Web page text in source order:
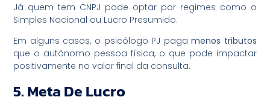
Já quem tem CNPJ pode optar por regimes como o
Simples Nacional ou Lucro Presumido.
Em alguns casos, o psicólogo PJ pagamenos tributos
que o autônomo pessoa física, o que pode impactar
positivamente no valor final da consulta.
5. Meta De Lucro